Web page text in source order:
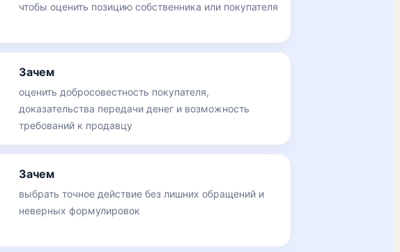
чтобы оценить позицию собственника или покупателя
Зачем
оценить добросовестность покупателя,
доказательства передачи денег и возможность
требований к продавцу
Зачем
выбрать точное действие без лишних обращений и
неверных формулировок